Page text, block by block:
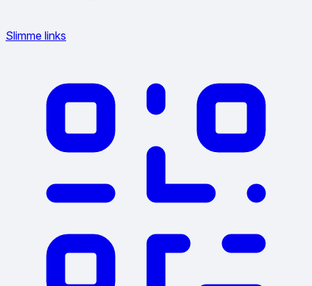
Slimme links